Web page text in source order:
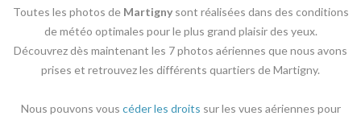
Toutes les photos de Martignysont réalisées dans des conditions
de météo optimales pour le plus grand plaisir des yeux.
Découvrez dès maintenant les 7 photos aériennes que nous avons
prises et retrouvez les différents quartiers de Martigny.
Nous pouvons vous céder les droits sur les vues aériennes pour